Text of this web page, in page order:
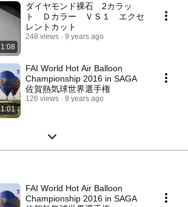
1:08
ダイヤモンド裸石 2カラッ
ト Ｄカラー ＶＳ１ エクセ
レントカット
248 views 9 years ago
1:01
FAI World Hot Air Balloon
Championship 2016 in SAGA
佐賀熱気球世界選手権
126 views 9 years ago
FAI World Hot Air Balloon
Championship 2016 in SAGA